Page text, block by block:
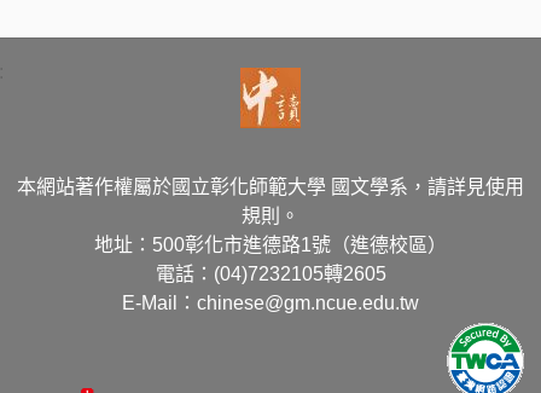
本網站著作權屬於國立彰化師範大學 國文學系，請詳見使用
規則。
地址：500彰化市進德路1號（進德校區）
電話：(04)7232105轉2605
E-Mail：chinese@gm.ncue.edu.tw